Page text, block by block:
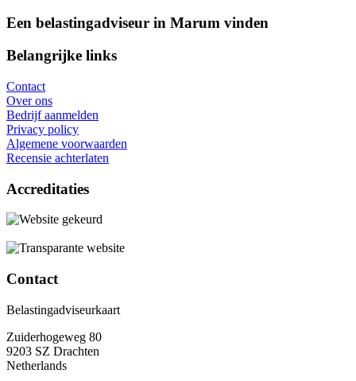
Een belastingadviseur in Marum vinden
Belangrijke links
Contact
Over ons
Bedrijf aanmelden
Privacy policy
Algemene voorwaarden
Recensie achterlaten
Accreditaties
Contact
Belastingadviseurkaart
Zuiderhogeweg 80
9203 SZ Drachten
Netherlands